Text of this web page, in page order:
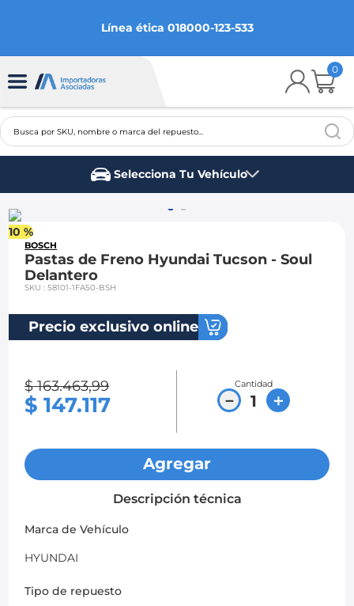
Línea ética 018000-123-533
0
Busca por SKU, nombre o marca del repuesto...
Selecciona Tu Vehículo
10 %
BOSCH
Pastas de Freno Hyundai Tucson - Soul
Delantero
SKU:58101-1FA50-BSH
Precio exclusivo online
$ 163.463,99
$ 147.117
Cantidad
＋
－
Agregar
Descripción técnica
Marca de Vehículo
HYUNDAI
Tipo de repuesto
2
3.
spark gt
ford fiesta
mazda 3
chevrolet spark gt
mazda 2